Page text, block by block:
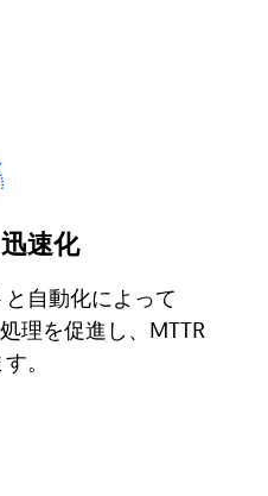
速化
自動化によって
理を促進し、MTTR
。